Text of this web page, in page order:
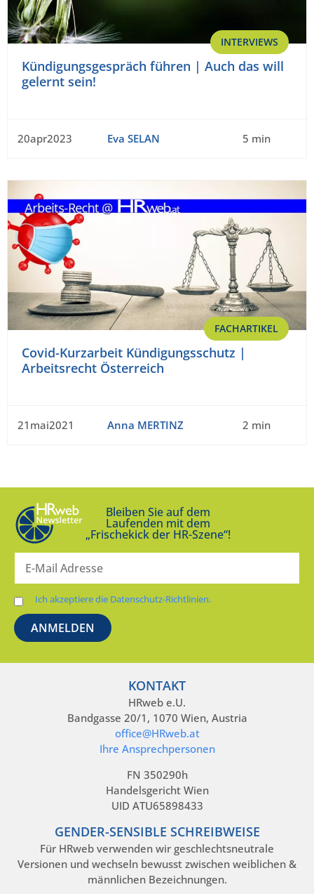
INTERVIEWS
Kündigungsgespräch führen | Auch das will
gelernt sein!
20apr2023 Eva SELAN 5 min
FACHARTIKEL
Covid-Kurzarbeit Kündigungsschutz |
Arbeitsrecht Österreich
21mai2021 Anna MERTINZ 2 min
Bleiben Sie auf dem
Laufenden mit dem
„Frischekick der HR-Szene“!
Ich akzeptiere die Datenschutz-Richtlinien.
KONTAKT
HRweb e.U.
Bandgasse 20/1, 1070 Wien, Austria
office@HRweb.at
Ihre Ansprechpersonen
FN 350290h
Handelsgericht Wien
UID ATU65898433
GENDER-SENSIBLE SCHREIBWEISE
Für HRweb verwenden wir geschlechtsneutrale
Versionen und wechseln bewusst zwischen weiblichen &
männlichen Bezeichnungen.